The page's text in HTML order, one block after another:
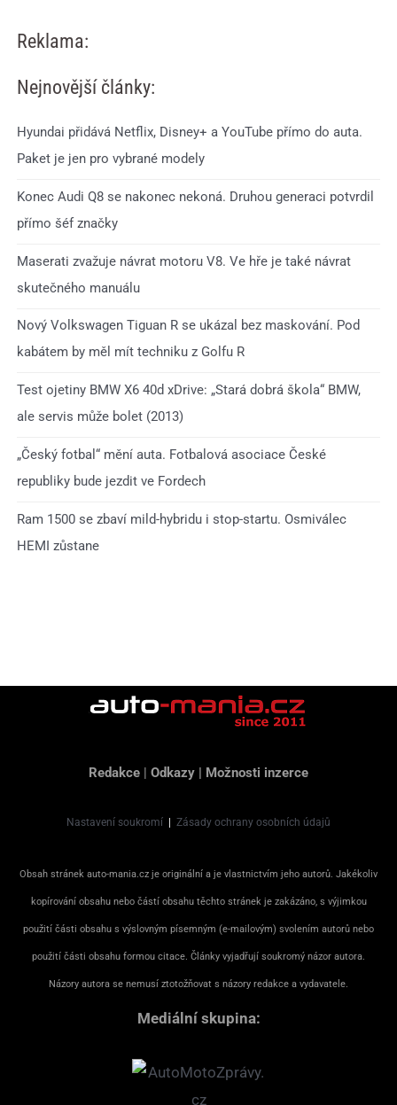
Reklama:
Nejnovější články:
Hyundai přidává Netflix, Disney+ a YouTube přímo do auta.
Paket je jen pro vybrané modely
Konec Audi Q8 se nakonec nekoná. Druhou generaci potvrdil
přímo šéf značky
Maserati zvažuje návrat motoru V8. Ve hře je také návrat
skutečného manuálu
Nový Volkswagen Tiguan R se ukázal bez maskování. Pod
kabátem by měl mít techniku z Golfu R
Test ojetiny BMW X6 40d xDrive: „Stará dobrá škola“ BMW,
ale servis může bolet (2013)
„Český fotbal“ mění auta. Fotbalová asociace České
republiky bude jezdit ve Fordech
Ram 1500 se zbaví mild-hybridu i stop-startu. Osmiválec
HEMI zůstane
Redakce | Odkazy | Možnosti inzerce
Nastavení soukromí | Zásady ochrany osobních údajů
Obsah stránek auto-mania.cz je originální a je vlastnictvím jeho autorů. Jakékoliv
kopírování obsahu nebo částí obsahu těchto stránek je zakázáno, s výjimkou
použití části obsahu s výslovným písemným (e-mailovým) svolením autorů nebo
použití části obsahu formou citace. Články vyjadřují soukromý názor autora.
Názory autora se nemusí ztotožňovat s názory redakce a vydavatele.
Mediální skupina: